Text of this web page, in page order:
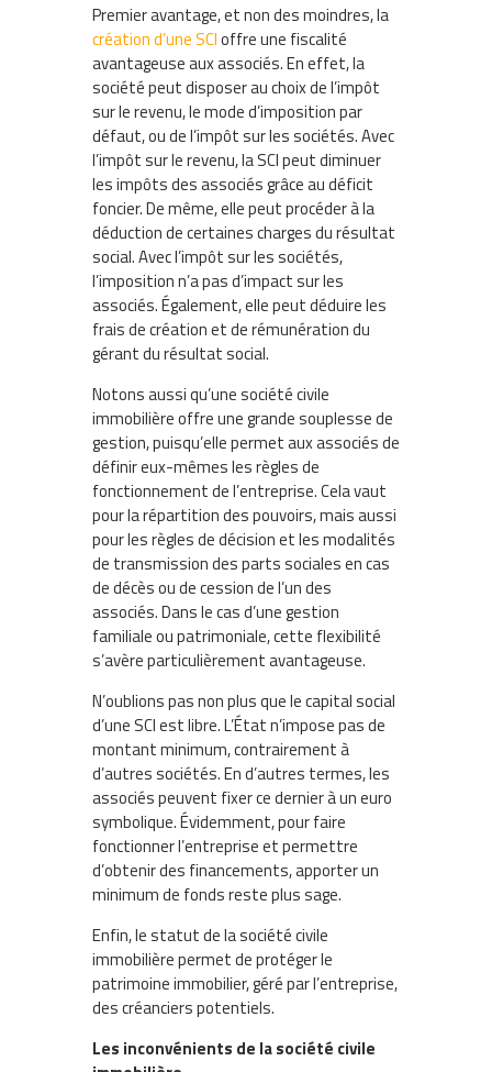
Premier avantage, et non des moindres, la
création d’une SCIoffre une fiscalité
avantageuse aux associés. En effet, la
société peut disposer au choix de l’impôt
sur le revenu, le mode d’imposition par
défaut, ou de l’impôt sur les sociétés. Avec
l’impôt sur le revenu, la SCI peut diminuer
les impôts des associés grâce au déficit
foncier. De même, elle peut procéder à la
déduction de certaines charges du résultat
social. Avec l’impôt sur les sociétés,
l’imposition n’a pas d’impact sur les
associés. Également, elle peut déduire les
frais de création et de rémunération du
gérant du résultat social.
Notons aussi qu’une société civile
immobilière offre une grande souplesse de
gestion, puisqu’elle permet aux associés de
définir eux-mêmes les règles de
fonctionnement de l’entreprise. Cela vaut
pour la répartition des pouvoirs, mais aussi
pour les règles de décision et les modalités
de transmission des parts sociales en cas
de décès ou de cession de l’un des
associés. Dans le cas d’une gestion
familiale ou patrimoniale, cette flexibilité
s’avère particulièrement avantageuse.
N’oublions pas non plus que le capital social
d’une SCI est libre. L’État n’impose pas de
montant minimum, contrairement à
d’autres sociétés. En d’autres termes, les
associés peuvent fixer ce dernier à un euro
symbolique. Évidemment, pour faire
fonctionner l’entreprise et permettre
d’obtenir des financements, apporter un
minimum de fonds reste plus sage.
Enfin, le statut de la société civile
immobilière permet de protéger le
patrimoine immobilier, géré par l’entreprise,
des créanciers potentiels.
Les inconvénients de la société civile